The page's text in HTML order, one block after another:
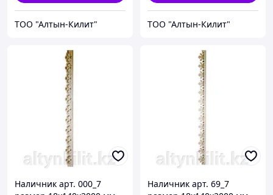
ТОО "Алтын-Килит" ТОО "Алтын-Килит"
Наличник арт. 000_7
Наличник арт. 69_7